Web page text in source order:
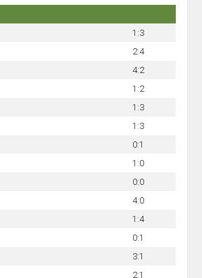
1:3
2:4
4:2
1:2
1:3
1:3
0:1
1:0
0:0
4:0
1:4
0:1
3:1
2:1